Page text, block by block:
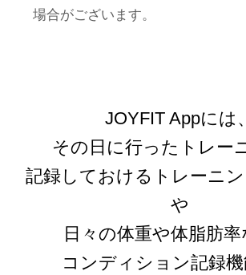
場合がございます。
JOYFIT Appには、
その日に行ったトレー
記録しておけるトレーニ
や
日々の体重や体脂肪
コンディション記録